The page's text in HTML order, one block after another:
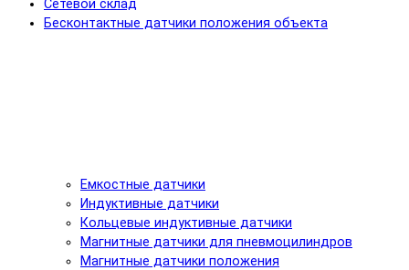
Сетевой склад
Бесконтактные датчики положения объекта
Емкостные датчики
Индуктивные датчики
Кольцевые индуктивные датчики
Магнитные датчики для пневмоцилиндров
Магнитные датчики положения